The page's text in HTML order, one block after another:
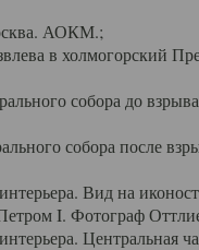
АОКМ.;
в холмогорский
собора до
собора после
Вид на
I. Фотограф
Центральная